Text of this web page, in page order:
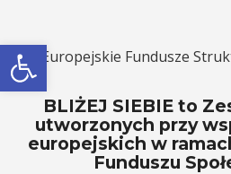
BLIŻEJ SIEBIE to
utworzonych przy
europejskich w
Funduszu
Otwórz pasek